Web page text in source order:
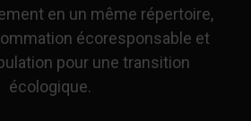
en un même répertoire,
écoresponsable et
pour une transition
écologique.